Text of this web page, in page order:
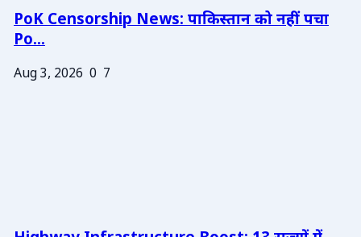
PoK Censorship News: पाकिस्तान को नहीं पचा
Po...
Aug 3, 2026 0 7